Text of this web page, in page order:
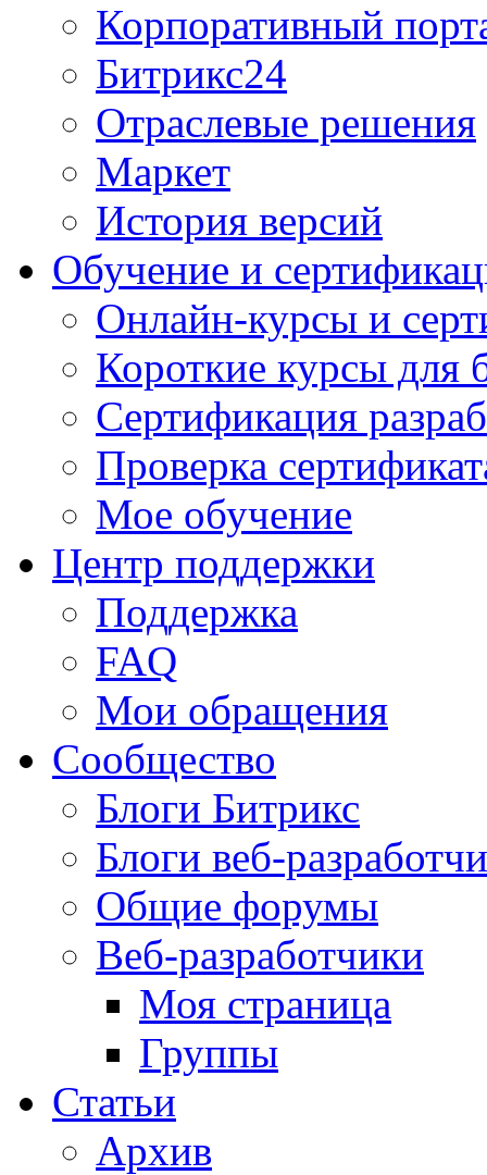
Корпоративный
Битрикс24
Отраслевые решения
Маркет
История версий
Обучение и
Онлайн-курсы и
Короткие курсы для
Сертификация
Проверка
Мое обучение
Центр поддержки
Поддержка
FAQ
Мои обращения
Сообщество
Блоги Битрикс
Блоги веб-
Общие форумы
Веб-разработчики
Моя страница
Группы
Статьи
Архив